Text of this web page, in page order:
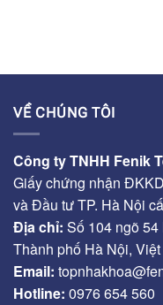
VỀ CHÚNG TÔI
Công ty TNHH Fenik
Giấy chứng nhận
và Đầu tư TP. Hà Nội
Địa chỉ: Số 104 ngõ
Thành phố Hà Nội,
Email:
Hotline: 0976 654 560